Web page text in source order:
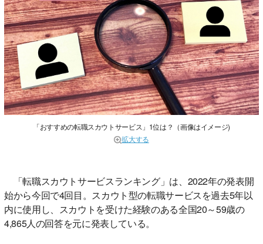
「おすすめの転職スカウトサービス」1位は？（画像はイメージ)
拡大する
「転職スカウトサービスランキング」は、2022年の発表開
始から今回で4回目。スカウト型の転職サービスを過去5年以
内に使用し、スカウトを受けた経験のある全国20～59歳の
4,865人の回答を元に発表している。